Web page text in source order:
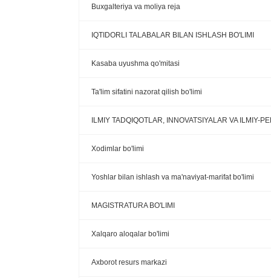
Buxgalteriya va moliya reja
IQTIDORLI TALABALAR BILAN ISHLASH BO'LIMI
Kasaba uyushma qo'mitasi
Ta'lim sifatini nazorat qilish bo'limi
ILMIY TADQIQOTLAR, INNOVATSIYALAR VA ILMIY-
Xodimlar bo'limi
Yoshlar bilan ishlash va ma'naviyat-marifat bo'limi
MAGISTRATURA BO'LIMI
Xalqaro aloqalar bo'limi
Axborot resurs markazi